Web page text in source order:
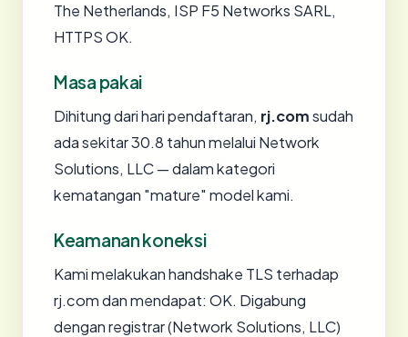
The Netherlands, ISP F5 Networks SARL,
HTTPS OK.
Masa pakai
Dihitung dari hari pendaftaran, rj.comsudah
ada sekitar 30.8 tahun melalui Network
Solutions, LLC — dalam kategori
kematangan "mature" model kami.
Keamanan koneksi
Kami melakukan handshake TLS terhadap
rj.com dan mendapat: OK. Digabung
dengan registrar (Network Solutions, LLC)